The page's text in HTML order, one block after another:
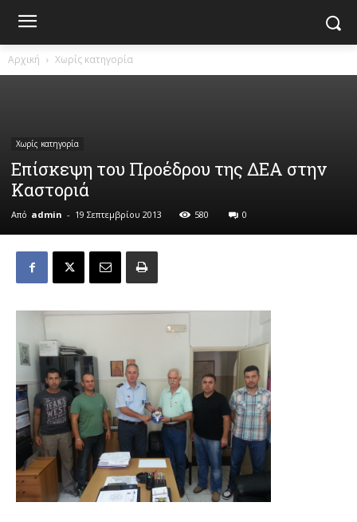
Αρχική Χωρίς κατηγορία
Χωρίς κατηγορία
Επίσκεψη του Προέδρου της ΔΕΑ στην
Καστοριά
Από admin - 19 Σεπτεμβρίου 2013 580 0